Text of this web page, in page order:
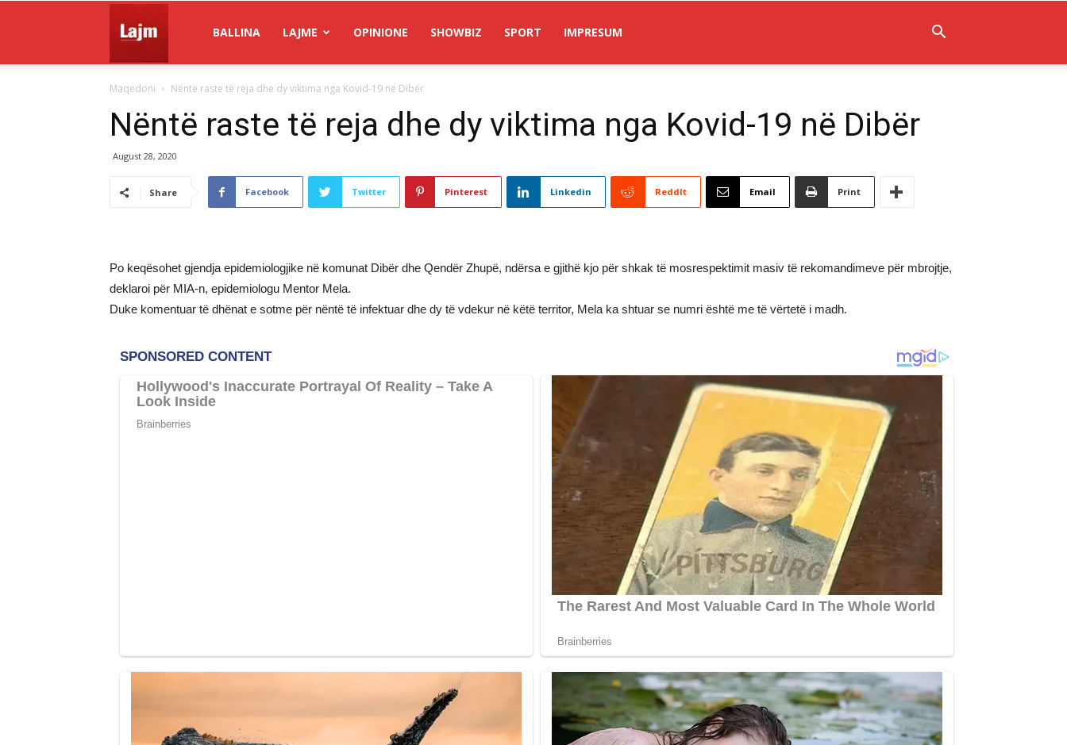
Lajm
BALLINA LAJME OPINIONE SHOWBIZ SPORT IMPRESUM
Maqedoni Nëntë raste të reja dhe dy viktima nga Kovid-19 në Dibër
Nëntë raste të reja dhe dy viktima nga Kovid-19 në Dibër
August 28, 2020
Share Facebook Twitter Pinterest Linkedin ReddIt Email Print
Po keqësohet gjendja epidemiologjike në komunat Dibër dhe Qendër Zhupë, ndërsa e gjithë kjo për shkak të mosrespektimit masiv të rekomandimeve për mbrojtje,
deklaroi për MIA-n, epidemiologu Mentor Mela.
Duke komentuar të dhënat e sotme për nëntë të infektuar dhe dy të vdekur në këtë territor, Mela ka shtuar se numri është me të vërtetë i madh.